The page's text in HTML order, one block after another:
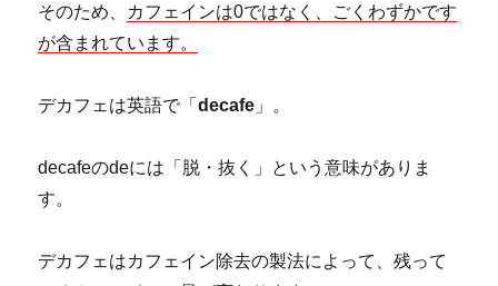
そのため、 カフェインは0ではなく、ごくわずかです
が含まれています。
デカフェは英語で「decafe 」。
decafeのdeには「脱・抜く」という意味がありま
す。
デカフェはカフェイン除去の製法によって、残って